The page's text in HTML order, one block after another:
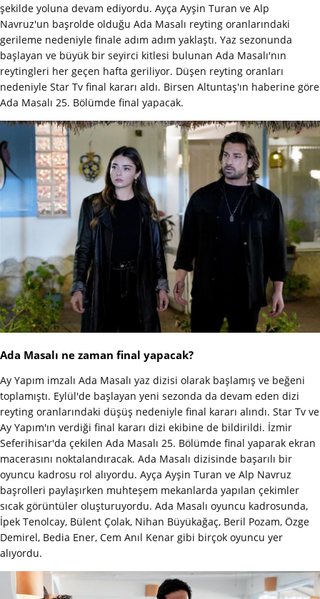
şekilde yoluna devam ediyordu. Ayça Ayşin Turan ve Alp
Navruz'un başrolde olduğu Ada Masalı reyting oranlarındaki
gerileme nedeniyle finale adım adım yaklaştı. Yaz sezonunda
başlayan ve büyük bir seyirci kitlesi bulunan Ada Masalı'nın
reytingleri her geçen hafta geriliyor. Düşen reyting oranları
nedeniyle Star Tv final kararı aldı. Birsen Altuntaş'ın haberine göre
Ada Masalı 25. Bölümde final yapacak.
Ada Masalı ne zaman final yapacak?
Ay Yapım imzalı Ada Masalı yaz dizisi olarak başlamış ve beğeni
toplamıştı. Eylül'de başlayan yeni sezonda da devam eden dizi
reyting oranlarındaki düşüş nedeniyle final kararı alındı. Star Tv ve
Ay Yapım'ın verdiği final kararı dizi ekibine de bildirildi. İzmir
Seferihisar'da çekilen Ada Masalı 25. Bölümde final yaparak ekran
macerasını noktalandıracak. Ada Masalı dizisinde başarılı bir
oyuncu kadrosu rol alıyordu. Ayça Ayşin Turan ve Alp Navruz
başrolleri paylaşırken muhteşem mekanlarda yapılan çekimler
sıcak görüntüler oluşturuyordu. Ada Masalı oyuncu kadrosunda,
İpek Tenolcay, Bülent Çolak, Nihan Büyükağaç, Beril Pozam, Özge
Demirel, Bedia Ener, Cem Anıl Kenar gibi birçok oyuncu yer
alıyordu.